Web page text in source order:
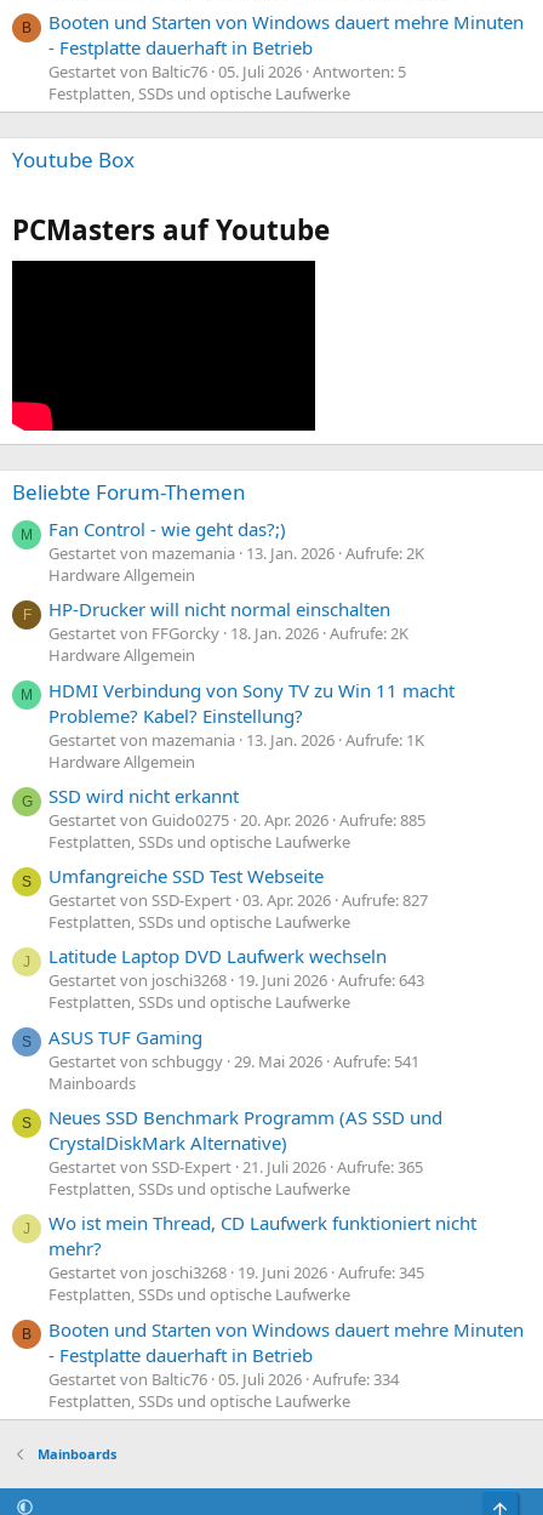
B
Booten und Starten von Windows dauert mehre Minuten
- Festplatte dauerhaft in Betrieb
Gestartet von Baltic76 05. Juli 2026 Antworten: 5
Festplatten, SSDs und optische Laufwerke
Youtube Box
PCMasters auf Youtube
Beliebte Forum-Themen
M Fan Control - wie geht das?;)
Gestartet von mazemania 13. Jan. 2026 Aufrufe: 2K
Hardware Allgemein
F HP-Drucker will nicht normal einschalten
Gestartet von FFGorcky 18. Jan. 2026 Aufrufe: 2K
Hardware Allgemein
M
HDMI Verbindung von Sony TV zu Win 11 macht
Probleme? Kabel? Einstellung?
Gestartet von mazemania 13. Jan. 2026 Aufrufe: 1K
Hardware Allgemein
G SSD wird nicht erkannt
Gestartet von Guido0275 20. Apr. 2026 Aufrufe: 885
Festplatten, SSDs und optische Laufwerke
S Umfangreiche SSD Test Webseite
Gestartet von SSD-Expert 03. Apr. 2026 Aufrufe: 827
Festplatten, SSDs und optische Laufwerke
J Latitude Laptop DVD Laufwerk wechseln
Gestartet von joschi3268 19. Juni 2026 Aufrufe: 643
Festplatten, SSDs und optische Laufwerke
S ASUS TUF Gaming
Gestartet von schbuggy 29. Mai 2026 Aufrufe: 541
Mainboards
S
Neues SSD Benchmark Programm (AS SSD und
CrystalDiskMark Alternative)
Gestartet von SSD-Expert 21. Juli 2026 Aufrufe: 365
Festplatten, SSDs und optische Laufwerke
J
Wo ist mein Thread, CD Laufwerk funktioniert nicht
mehr?
Gestartet von joschi3268 19. Juni 2026 Aufrufe: 345
Festplatten, SSDs und optische Laufwerke
B
Booten und Starten von Windows dauert mehre Minuten
- Festplatte dauerhaft in Betrieb
Gestartet von Baltic76 05. Juli 2026 Aufrufe: 334
Festplatten, SSDs und optische Laufwerke
Mainboards